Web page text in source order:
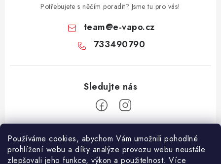
Používáme cookies, abychom Vám umožnili pohodlné
prohlížení webu a díky analýze provozu webu neustále
zlepšovali jeho funkce, výkon a použitelnost. Více
Potřebujete s něčím poradit? Jsme tu pro vás!
team@e-vapo.cz
733490790
Facebook